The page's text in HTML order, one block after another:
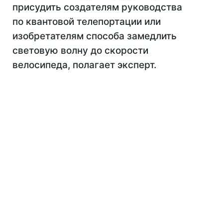
присудить создателям руководства
по квантовой телепортации или
изобретателям способа замедлить
световую волну до скорости
велосипеда, полагает эксперт.